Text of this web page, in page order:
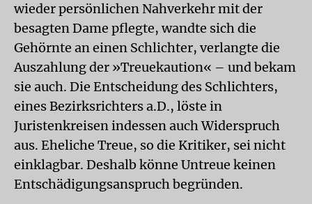
wieder persönlichen Nahverkehr mit der
besagten Dame pflegte, wandte sich die
Gehörnte an einen Schlichter, verlangte die
Auszahlung der »Treuekaution« – und bekam
sie auch. Die Entscheidung des Schlichters,
eines Bezirksrichters a.D., löste in
Juristenkreisen indessen auch Widerspruch
aus. Eheliche Treue, so die Kritiker, sei nicht
einklagbar. Deshalb könne Untreue keinen
Entschädigungsanspruch begründen.